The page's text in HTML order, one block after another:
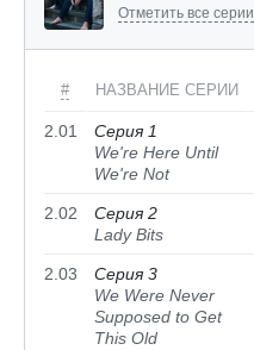
Отметить все серии
# НАЗВАНИЕ СЕРИИ
2.01
Серия 1
We're Here Until
We're Not
2.02
Серия 2
Lady Bits
2.03
Серия 3
We Were Never
Supposed to Get
This Old